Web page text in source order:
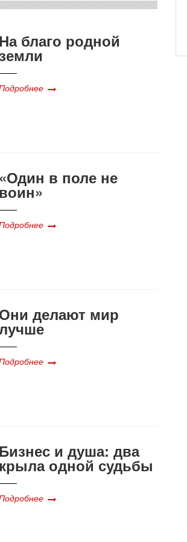
На благо родной
«Один в поле не
воин»
Они делают мир
Бизнес и душа: два
крыла одной судьбы